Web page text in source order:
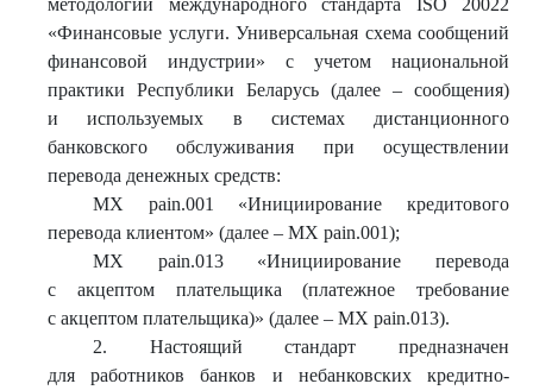
методологии международного стандарта ISO 20022
«Финансовые услуги. Универсальная схема сообщений
финансовой индустрии» с учетом национальной
практики Республики Беларусь (далее – сообщения)
и используемых в системах дистанционного
банковского обслуживания при осуществлении
перевода денежных средств:
МХ pain.001 «Инициирование кредитового
перевода клиентом» (далее – МХ pain.001);
МХ pain.013 «Инициирование перевода
с акцептом плательщика (платежное требование
с акцептом плательщика)» (далее – МХ pain.013).
2. Настоящий стандарт предназначен
для работников банков и небанковских кредитно-